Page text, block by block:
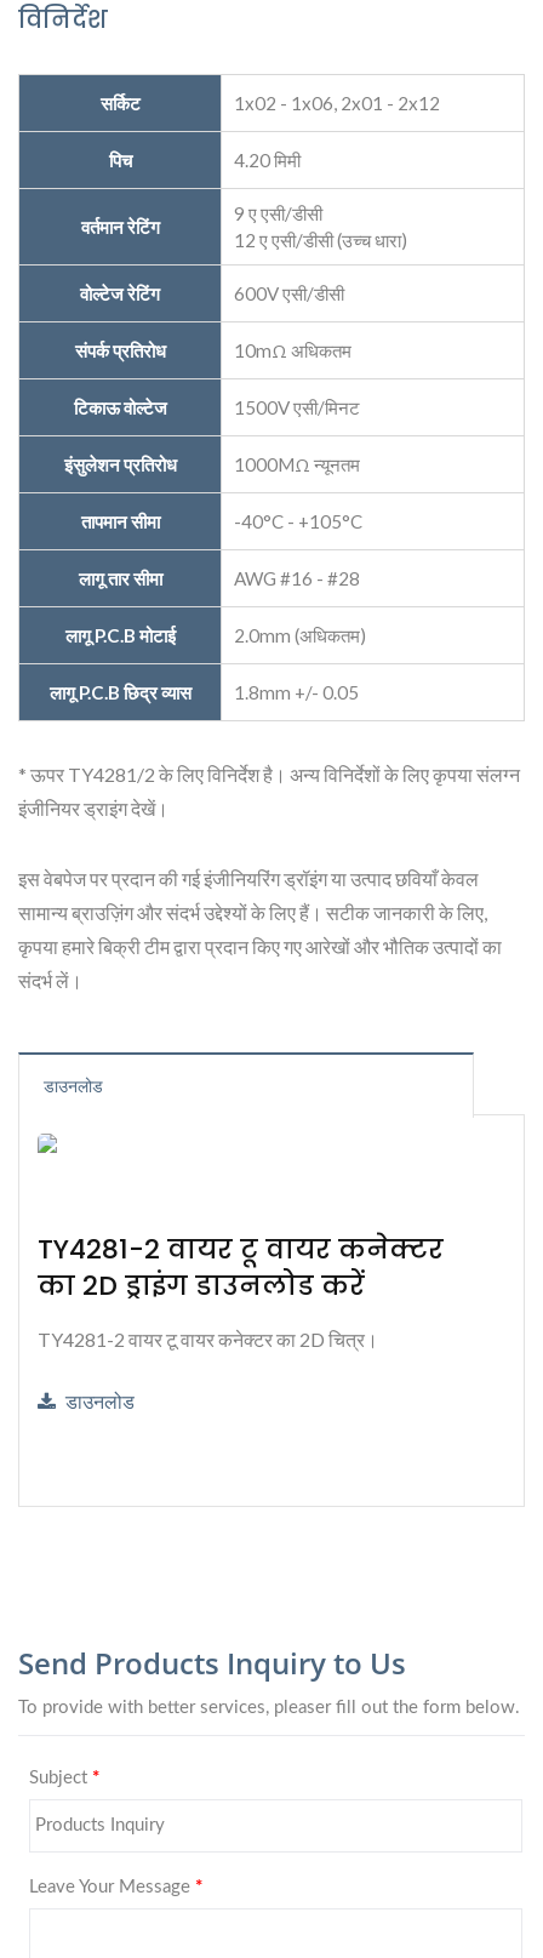
विनिर्देश
सर्किट 1x02 - 1x06, 2x01 - 2x12
पिच 4.20 मिमी
वर्तमान रेटिंग
9 ए एसी/डीसी
12 ए एसी/डीसी (उच्च धारा)
वोल्टेज रेटिंग 600V एसी/डीसी
संपर्क प्रतिरोध 10mΩ अधिकतम
टिकाऊ वोल्टेज 1500V एसी/मिनट
इंसुलेशन प्रतिरोध 1000MΩ न्यूनतम
तापमान सीमा -40°C - +105°C
लागू तार सीमा AWG #16 - #28
लागू P.C.B मोटाई 2.0mm (अधिकतम)
लागू P.C.B छिद्र व्यास 1.8mm +/- 0.05
* ऊपर TY4281/2 के लिए विनिर्देश है। अन्य विनिर्देशों के लिए कृपया संलग्न
इंजीनियर ड्राइंग देखें।
इस वेबपेज पर प्रदान की गई इंजीनियरिंग ड्रॉइंग या उत्पाद छवियाँ केवल
सामान्य ब्राउज़िंग और संदर्भ उद्देश्यों के लिए हैं। सटीक जानकारी के लिए,
कृपया हमारे बिक्री टीम द्वारा प्रदान किए गए आरेखों और भौतिक उत्पादों का
संदर्भ लें।
डाउनलोड
TY4281-2 वायर टू वायर कनेक्टर
का 2D ड्राइंग डाउनलोड करें
TY4281-2 वायर टू वायर कनेक्टर का 2D चित्र।
डाउनलोड